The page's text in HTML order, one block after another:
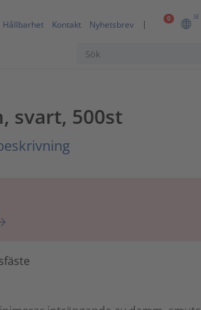
0 SE
Hållbarhet Kontakt Nyhetsbrev
svart, 500st